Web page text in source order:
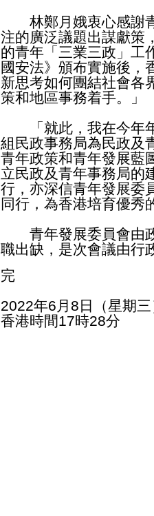
林鄭月娥衷心感謝青
注的廣泛議題出謀獻策
的青年「三業三政」工
國安法》頒布實施後，
新思考如何團結社會各
策和地區事務着手。」
「就此，我在今年年
組民政事務局為民政及
青年政策和青年發展藍
立民政及青年事務局的
行，亦深信青年發展委
同行，為香港培育優秀
青年發展委員會由政
職出缺，是次會議由行
完
2022年6月8日（星期
香港時間17時28分